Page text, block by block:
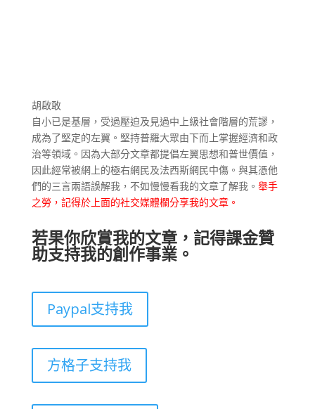
胡啟敢
自小已是基層，受過壓迫及見過中上級社會階層的荒謬，
成為了堅定的左翼。堅持普羅大眾由下而上掌握經濟和政
治等領域。因為大部分文章都提倡左翼思想和普世價值，
因此經常被網上的極右網民及法西斯網民中傷。與其憑他
們的三言兩語誤解我，不如慢慢看我的文章了解我。 舉手
之勞，記得於上面的社交媒體欄分享我的文章。
若果你欣賞我的文章，記得課金贊
助支持我的創作事業。
Paypal支持我
方格子支持我